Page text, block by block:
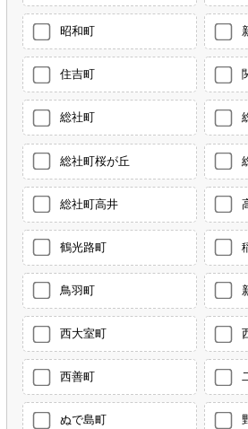
昭和町
住吉町
総社町
総社町桜が丘
総社町高井
鶴光路町
鳥羽町
西大室町
西善町
ぬで島町